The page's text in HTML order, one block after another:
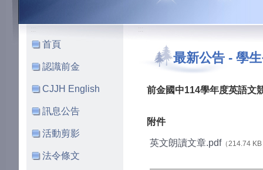
:::
首頁
認識前金
CJJH English
訊息公告
活動剪影
法令條文
:::
最新公告 - 學
前金國中114學年度英語文
附件
英文朗讀文章.pdf（214.74 KB